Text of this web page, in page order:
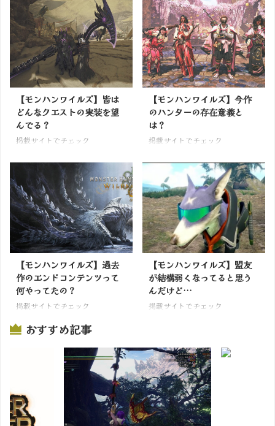
【モンハンワイルズ】皆は
どんなクエストの実装を望
んでる？
掲載サイトでチェック
【モンハンワイルズ】今作
のハンターの存在意義と
は？
掲載サイトでチェック
【モンハンワイルズ】過去
作のエンドコンテンツって
何やってたの？
掲載サイトでチェック
【モンハンワイルズ】盟友
が結構弱くなってると思う
んだけど…
掲載サイトでチェック
おすすめ記事